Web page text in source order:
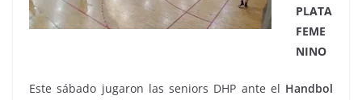
PLATA
FEME
NINO
Este sábado jugaron las seniors DHP ante el Handbol